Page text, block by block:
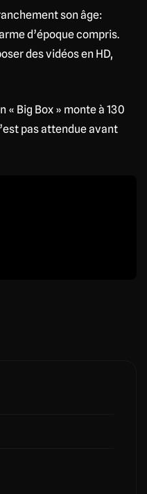
son âge:
d’époque compris.
des vidéos en HD,
Big Box » monte à 130
pas attendue avant